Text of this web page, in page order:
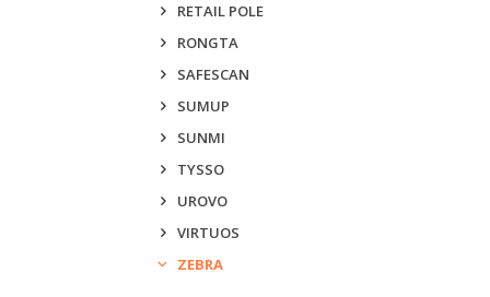
RETAIL POLE
RONGTA
SAFESCAN
SUMUP
SUNMI
TYSSO
UROVO
VIRTUOS
ZEBRA